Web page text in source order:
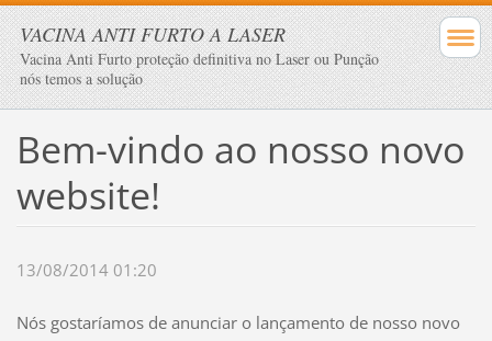
VACINA ANTI FURTO A LASER
Vacina Anti Furto proteção definitiva no Laser ou Punção
nós temos a solução
Bem-vindo ao nosso novo
website!
13/08/2014 01:20
Nós gostaríamos de anunciar o lançamento de nosso novo